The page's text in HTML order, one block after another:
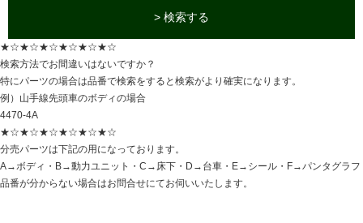
> 検索する
★☆★☆★☆★☆★☆★☆
検索方法でお間違いはないですか？
特にパーツの場合は品番で検索をすると検索がより確実になります。
例）山手線先頭車のボディの場合
4470-4A
★☆★☆★☆★☆★☆★☆
分売パーツは下記の用になっております。
A→ボディ・B→動力ユニット・C→床下・D→台車・E→シール・F→パンタグラフ
品番が分からない場合はお問合せにてお伺いいたします。